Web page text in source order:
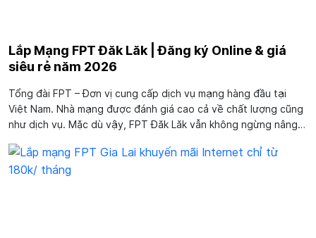
Lắp Mạng FPT Đăk Lăk | Đăng ký Online & giá
siêu rẻ năm 2026
Tổng đài FPT – Đơn vị cung cấp dịch vụ mạng hàng đầu tại
Việt Nam. Nhà mạng được đánh giá cao cả về chất lượng cũng
như dịch vụ. Mặc dù vậy, FPT Đăk Lăk vẫn không ngừng nâng
sự trải nghiệm tốt nhất....